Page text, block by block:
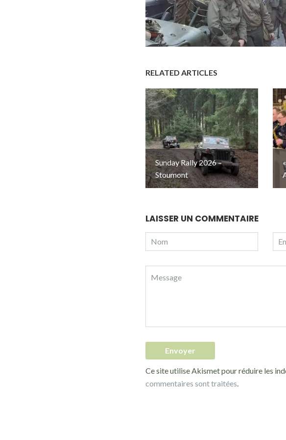
RELATED ARTICLES
Sunday Rally 2026 –
Stoumont
LAISSER UN COMMENTAIRE
Ce site utilise Akismet pour réduire les
commentaires sont traitées.